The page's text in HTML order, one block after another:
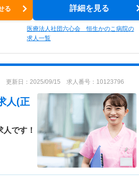
る 詳細を見る
医療法人社団六心会 恒生かのこ病院の
求人一覧
更新日：2025/09/15 求人番号：10123796
人(正
です！